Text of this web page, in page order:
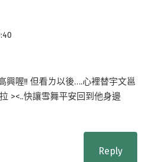
興喔!! 但看ㄌ以後….心裡替宇文邕
><..快讓雪舞平安回到他身邊
Reply